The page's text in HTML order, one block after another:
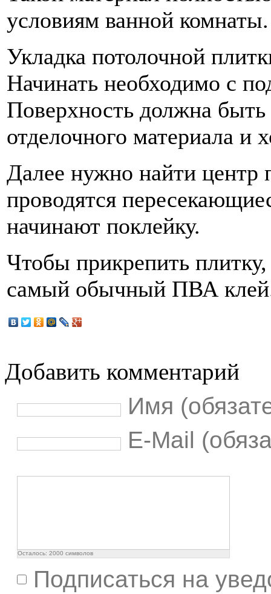
условиям ванной комнаты.
Укладка потолочной
Начинать необходимо с
Поверхность должна
отделочного материала и
Далее нужно найти центр
проводятся
начинают поклейку.
Чтобы прикрепить
самый обычный ПВА
Добавить комментарий
Имя
E-Mail
Осталось: 2000 символов
Подписаться на